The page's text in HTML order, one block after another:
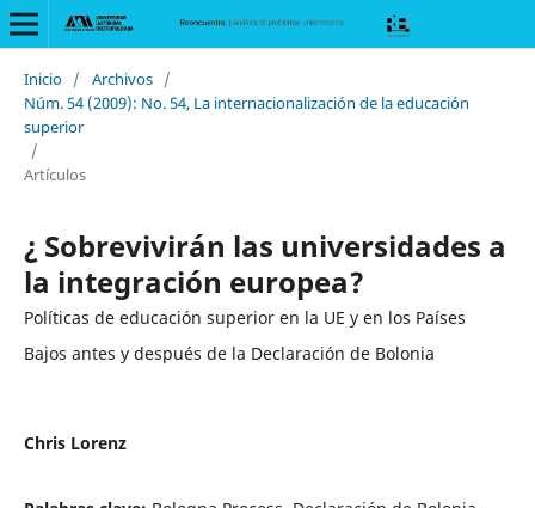
Inicio / Archivos /
Núm. 54 (2009): No. 54, La internacionalización de la educación
superior
/
Artículos
¿ Sobrevivirán las universidades a
la integración europea?
Políticas de educación superior en la UE y en los Países
Bajos antes y después de la Declaración de Bolonia
Chris Lorenz